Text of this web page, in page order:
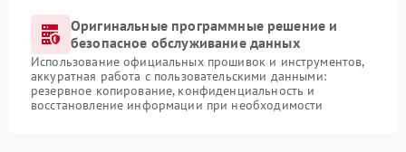
Оригинальные программные решение и
безопасное обслуживание данных
Использование официальных прошивок и инструментов,
аккуратная работа с пользовательскими данными:
резервное копирование, конфиденциальность и
восстановление информации при необходимости